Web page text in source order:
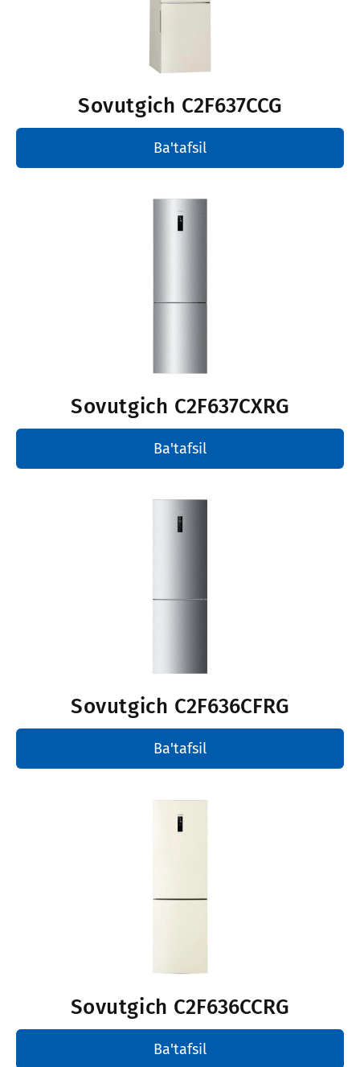
Sovutgich С2F637CCG
Ba'tafsil
Sovutgich C2F637CXRG
Ba'tafsil
Sovutgich C2F636CFRG
Ba'tafsil
Sovutgich C2F636CCRG
Ba'tafsil